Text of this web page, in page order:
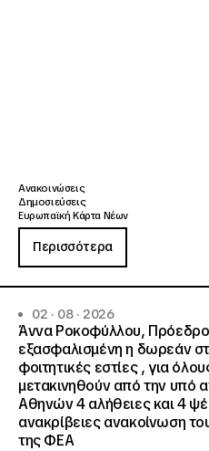
Ανακοινώσεις
Δημοσιεύσεις
Ευρωπαϊκή Κάρτα Νέων
Περισσότερα
02 · 08 · 2026
Άννα Ροκοφύλλου,
εξασφαλισμένη η δωρεάν
φοιτητικές εστίες , για
μετακινηθούν από την υπό
Αθηνών 4 αλήθειες και 4
ανακρίβειες ανακοίνωση
της ΦΕΑ